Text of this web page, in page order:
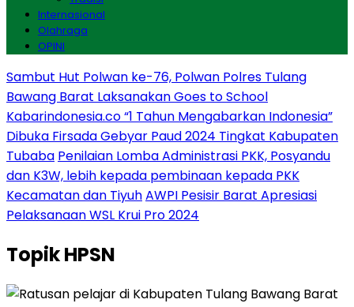
Internasional
Olahraga
OPINI
Sambut Hut Polwan ke-76, Polwan Polres Tulang
Bawang Barat Laksanakan Goes to School
Kabarindonesia.co “1 Tahun Mengabarkan Indonesia”
Dibuka Firsada Gebyar Paud 2024 Tingkat Kabupaten
Tubaba Penilaian Lomba Administrasi PKK, Posyandu
dan K3W, lebih kepada pembinaan kepada PKK
Kecamatan dan TiyuhAWPI Pesisir Barat Apresiasi
Pelaksanaan WSL Krui Pro 2024
TopikHPSN